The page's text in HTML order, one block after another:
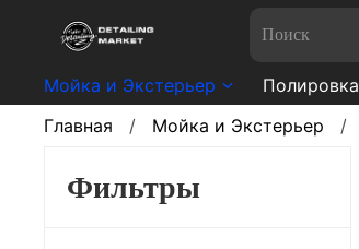
Мойка и Экстерьер Полировка
Главная
Мойка и Экстерьер
Фильтры